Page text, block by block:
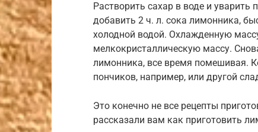
Растворить сахар в воде и
добавить 2 ч. л. сока лимонника,
холодной водой. Охлажденную
мелкокристаллическую массу.
лимонника, все время помешивая.
пончиков, например, или другой
Это конечно не все рецепты
рассказали вам как приготовить